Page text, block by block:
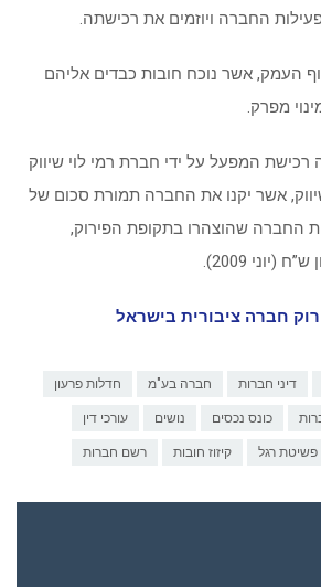
החברה ויוזמים את רכישתה.
העמק, אשר נוכח חובות כבדים אליהם
מפרק.
רכישת המפעל על ידי חברת רמי לוי שיווק
אשר יקנו את החברה תמורת סכום של
החברה שהוצהרו בתקופת הפירוק,
חברה ציבורית בישראל
דיני חברות חברה בע"מ חדלות פרעון
כונס נכסים נושים עורכי דין
פשיטת רגל קיזוז חובות רשם חברות